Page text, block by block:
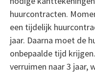
huurcontracten.
een tijdelijk
jaar. Daarna moet de
onbepaalde tijd
verruimen naar 3 jaar,